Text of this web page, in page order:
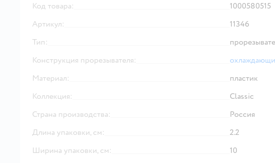
Код товара:
1000580515
Артикул:
11346
Тип:
Конструкция прорезывателя:
Материал:
пластик
Коллекция:
Classic
Страна производства:
Россия
Длина упаковки, см:
2.2
Ширина упаковки, см:
10